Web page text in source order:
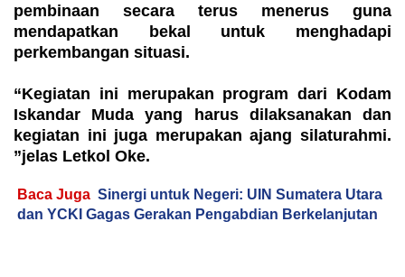
pembinaan secara terus menerus guna
mendapatkan bekal untuk menghadapi
perkembangan situasi.
“Kegiatan ini merupakan program dari Kodam
Iskandar Muda yang harus dilaksanakan dan
kegiatan ini juga merupakan ajang silaturahmi.
”jelas Letkol Oke.
Baca Juga Sinergi untuk Negeri: UIN Sumatera Utara
dan YCKI Gagas Gerakan Pengabdian Berkelanjutan